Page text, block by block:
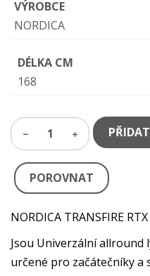
VÝROBCE
NORDICA
DÉLKA CM
168
1
POROVNAT
NORDICA TRANSFIRE RTX
Jsou Univerzální allround
určené pro začátečníky a